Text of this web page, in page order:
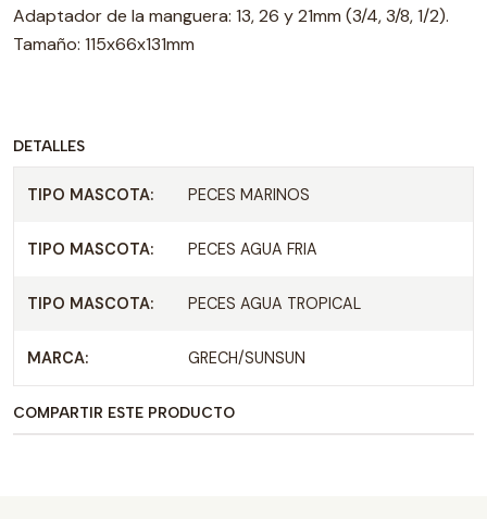
Adaptador de la manguera: 13, 26 y 21mm (3/4, 3/8, 1/2).
Tamaño: 115x66x131mm
DETALLES
TIPO MASCOTA: PECES MARINOS
TIPO MASCOTA: PECES AGUA FRIA
TIPO MASCOTA: PECES AGUA TROPICAL
MARCA: GRECH/SUNSUN
COMPARTIR ESTE PRODUCTO